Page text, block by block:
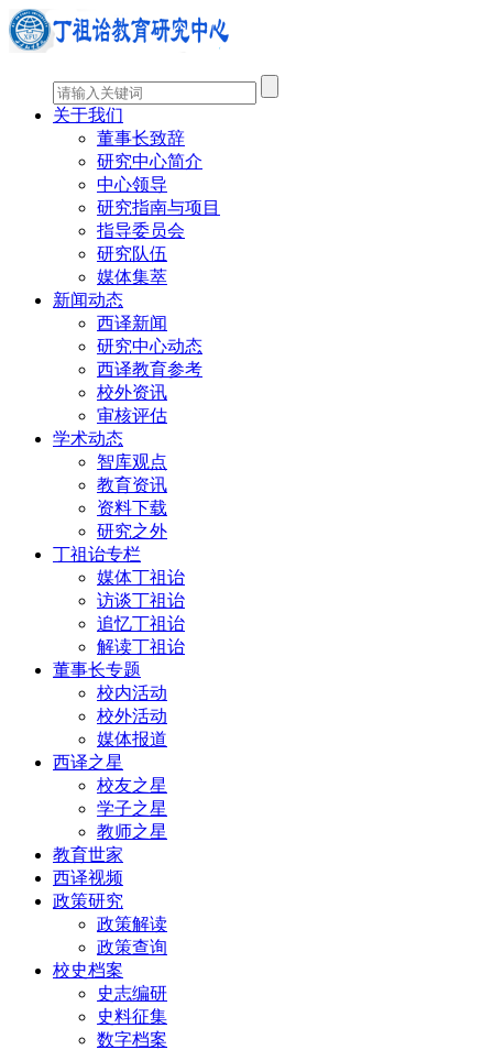
关于我们
董事长致辞
研究中心简介
中心领导
研究指南与项目
指导委员会
研究队伍
媒体集萃
新闻动态
西译新闻
研究中心动态
西译教育参考
校外资讯
审核评估
学术动态
智库观点
教育资讯
资料下载
研究之外
丁祖诒专栏
媒体丁祖诒
访谈丁祖诒
追忆丁祖诒
解读丁祖诒
董事长专题
校内活动
校外活动
媒体报道
西译之星
校友之星
学子之星
教师之星
教育世家
西译视频
政策研究
政策解读
政策查询
校史档案
史志编研
史料征集
数字档案